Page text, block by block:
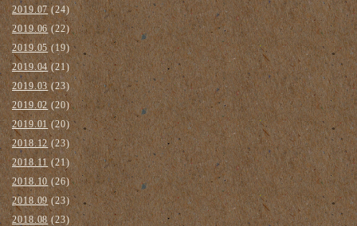
2019.07(24)
2019.06 (22)
2019.05(19)
2019.04(21)
2019.03(23)
2019.02 (20)
2019.01(20)
2018.12(23)
2018.11(21)
2018.10 (26)
2018.09(23)
2018.08(23)